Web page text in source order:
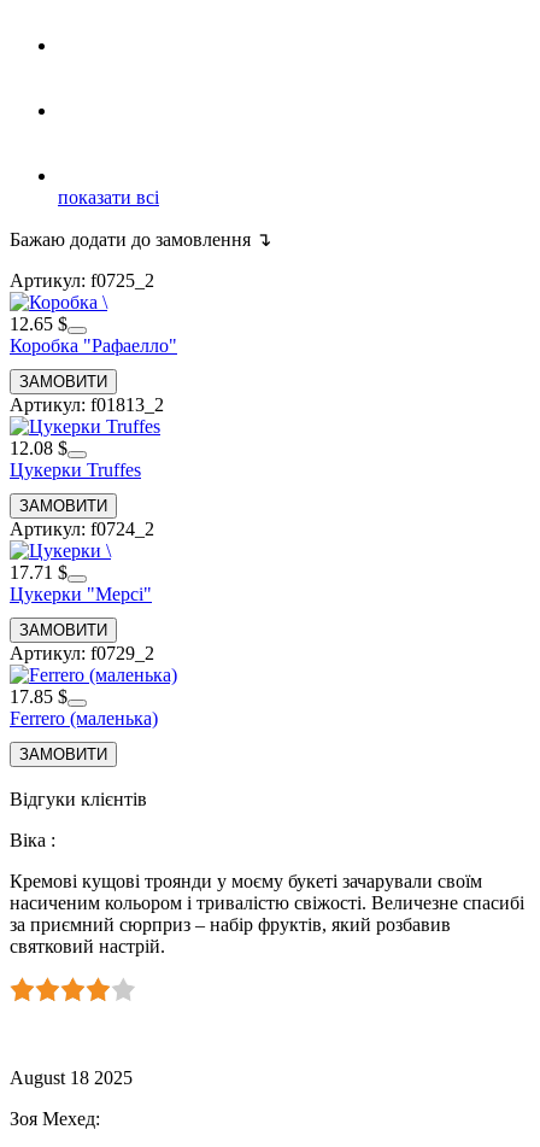
показати всі
Бажаю додати до замовлення ↴
Артикул: f0725_2
12.65 $
Коробка "Рафаелло"
Артикул: f01813_2
12.08 $
Цукерки Truffes
Артикул: f0724_2
17.71 $
Цукерки "Мерсі"
Артикул: f0729_2
17.85 $
Ferrero (маленька)
Відгуки клієнтів
Віка :
Кремові кущові троянди у моєму букеті зачарували своїм
насиченим кольором і тривалістю свіжості. Величезне спасибі
за приємний сюрприз – набір фруктів, який розбавив
святковий настрій.
August 18 2025
Зоя Мехед: